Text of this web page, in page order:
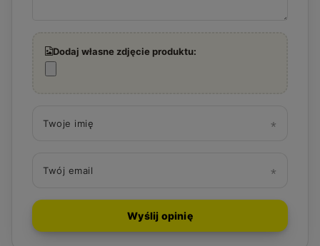
Dodaj własne zdjęcie produktu:
Twoje imię
Twój email
Wyślij opinię